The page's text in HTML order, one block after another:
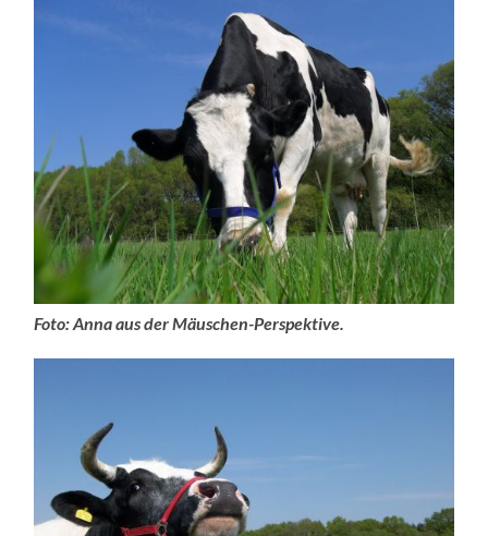
Foto: Anna aus der Mäuschen-Perspektive.